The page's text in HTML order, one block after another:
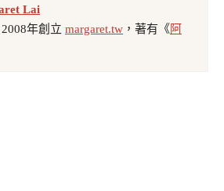
Lai
年創立 margaret.tw ，著有《阿